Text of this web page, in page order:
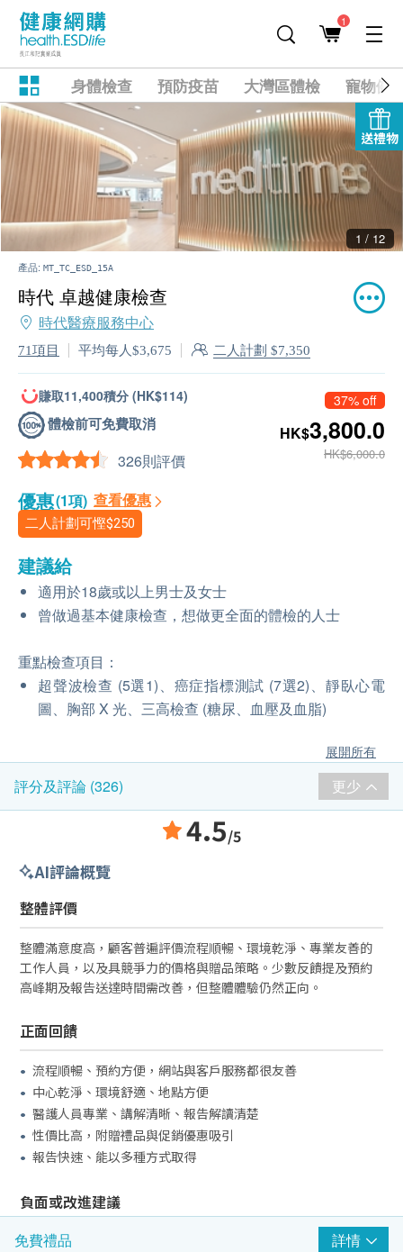
1
身體檢查 預防疫苗 大灣區體檢 寵物健
送禮物
2 / 12
產品: MT_TC_ESD_15A
時代 卓越健康檢查
時代醫療服務中心
71項目 平均每人$3,675 二人計劃 $7,350
賺取11,400積分 (HK$114)
體檢前可免費取消
326則評價
37% off
HK$3,800.0
HK$6,000.0
優惠(1項) 查看優惠
二人計劃可慳$250
建議給
適用於18歲或以上男士及女士
曾做過基本健康檢查，想做更全面的體檢的人士
重點檢查項目：
超聲波檢查 (5選1)、癌症指標測試 (7選2)、靜臥心電
圖、胸部 X 光、三高檢查 (糖尿、血壓及血脂)
展開所有
評分及評論 (326) 更少
4.5/5
AI評論概覽
整體評價
整體滿意度高，顧客普遍評價流程順暢、環境乾淨、專業友善的
工作人員，以及具競爭力的價格與贈品策略。少數反饋提及預約
高峰期及報告送達時間需改善，但整體體驗仍然正向。
正面回饋
流程順暢、預約方便，網站與客戶服務都很友善
中心乾淨、環境舒適、地點方便
醫護人員專業、講解清晰、報告解讀清楚
性價比高，附贈禮品與促銷優惠吸引
報告快速、能以多種方式取得
負面或改進建議
部分回饋提到等待時間偶爾偏長，特別是報告送出與周末高峰
免費禮品 詳情